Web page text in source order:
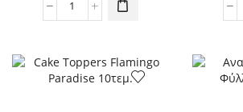
Φύλλα
Paradise
8τεμ.